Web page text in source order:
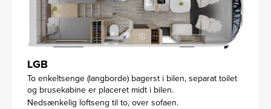
LGB
To enkeltsenge (langborde) bagerst i bilen, separat toilet
og brusekabine er placeret midt i bilen.
Nedsænkelig loftseng til to, over sofaen.